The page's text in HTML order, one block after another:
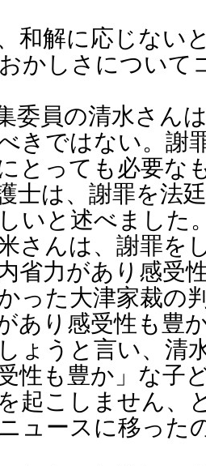
和解に応じない
かしさについて
委員の清水さん
きではない。謝
とっても必要な
士は、謝罪を法
いと述べました
さんは、謝罪を
省力があり感受
った大津家裁の
あり感受性も豊
ょうと言い、清
性も豊か」な子
起こしません、
ュースに移った